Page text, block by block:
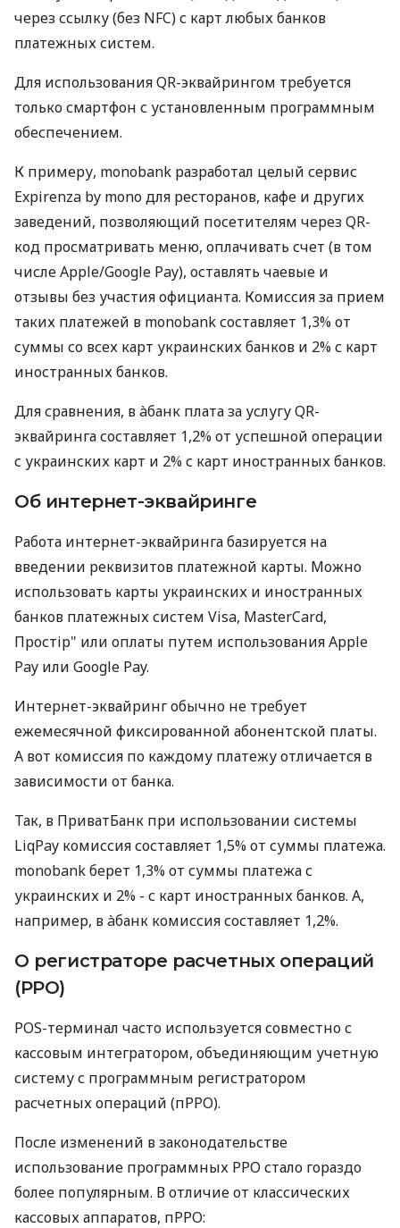
через ссылку (без NFC) с карт любых банков
платежных систем.
Для использования QR-эквайрингом требуется
только смартфон с установленным программным
обеспечением.
К примеру, monobank разработал целый сервис
Expirenza by mono для ресторанов, кафе и других
заведений, позволяющий посетителям через QR-
код просматривать меню, оплачивать счет (в том
числе Apple/Google Pay), оставлять чаевые и
отзывы без участия официанта. Комиссия за прием
таких платежей в monobank составляет 1,3% от
суммы со всех карт украинских банков и 2% с карт
иностранных банков.
Для сравнения, в àбанк плата за услугу QR-
эквайринга составляет 1,2% от успешной операции
с украинских карт и 2% с карт иностранных банков.
Об интернет-эквайринге
Работа интернет-эквайринга базируется на
введении реквизитов платежной карты. Можно
использовать карты украинских и иностранных
банков платежных систем Visa, MasterCard,
Простір" или оплаты путем использования Apple
Pay или Google Pay.
Интернет-эквайринг обычно не требует
ежемесячной фиксированной абонентской платы.
А вот комиссия по каждому платежу отличается в
зависимости от банка.
Так, в ПриватБанк при использовании системы
LiqPay комиссия составляет 1,5% от суммы платежа.
monobank берет 1,3% от суммы платежа с
украинских и 2% - с карт иностранных банков. А,
например, в àбанк комиссия составляет 1,2%.
О регистраторе расчетных операций
(РРО)
POS-терминал часто используется совместно с
кассовым интегратором, объединяющим учетную
систему с программным регистратором
расчетных операций (пРРО).
После изменений в законодательстве
использование программных РРО стало гораздо
более популярным. В отличие от классических
кассовых аппаратов, пРРО: